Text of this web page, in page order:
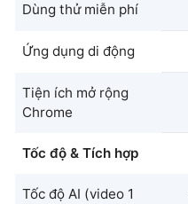
Dùng thử miễn phí
Ứng dụng di động
Tiện ích mở rộng
Chrome
Tốc độ & Tích hợp
Tốc độ AI (video 1